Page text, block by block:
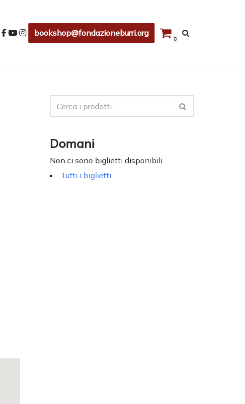
bookshop@fondazioneburri.org
0
Domani
Non ci sono biglietti disponibili
Tutti i biglietti